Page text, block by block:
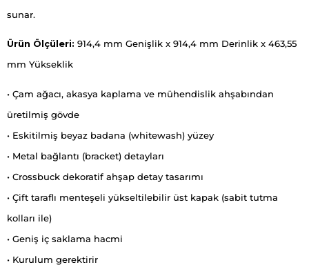
sunar.
Ürün Ölçüleri: 914,4 mm Genişlik x 914,4 mm Derinlik x 463,55
mm Yükseklik
• Çam ağacı, akasya kaplama ve mühendislik ahşabından
üretilmiş gövde
• Eskitilmiş beyaz badana (whitewash) yüzey
• Metal bağlantı (bracket) detayları
• Crossbuck dekoratif ahşap detay tasarımı
• Çift taraflı menteşeli yükseltilebilir üst kapak (sabit tutma
kolları ile)
• Geniş iç saklama hacmi
• Kurulum gerektirir